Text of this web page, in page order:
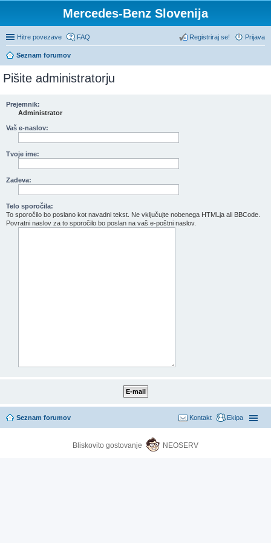
Mercedes-Benz Slovenija
Hitre povezave FAQ Prijava
Registriraj se!
Seznam forumov
Pišite administratorju
Prejemnik:
Administrator
Vaš e-naslov:
Tvoje ime:
Zadeva:
Telo sporočila:
To sporočilo bo poslano kot navadni tekst. Ne vključujte nobenega HTMLja ali BBCode.
Povratni naslov za to sporočilo bo poslan na vaš e-poštni naslov.
Seznam forumov Ekipa
Kontakt
Bliskovito gostovanje NEOSERV